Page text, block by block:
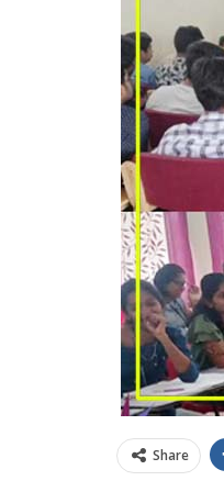
Share